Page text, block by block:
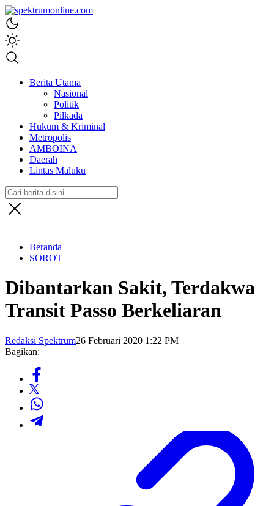
spektrumonline.com
Berita Utama
Nasional
Politik
Pilkada
Hukum & Kriminal
Metropolis
AMBOINA
Daerah
Lintas Maluku
Beranda
SOROT
Dibantarkan Sakit, Terdakwa
Transit Passo Berkeliaran
Redaksi Spektrum26 Februari 2020 1:22 PM
Bagikan: